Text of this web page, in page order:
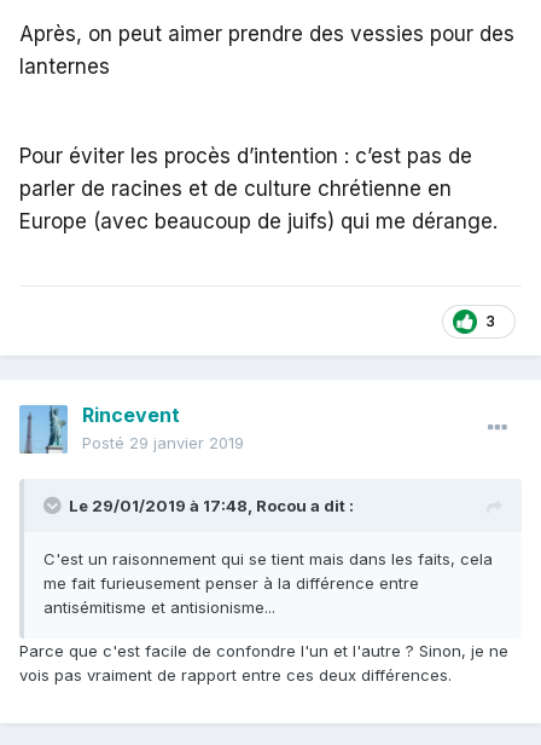
Après, on peut aimer prendre des vessies pour des
lanternes
Pour éviter les procès d’intention : c’est pas de
parler de racines et de culture chrétienne en
Europe (avec beaucoup de juifs) qui me dérange.
3
Rincevent
Posté 29 janvier 2019
Le 29/01/2019 à 17:48, Rocou a dit :
C'est un raisonnement qui se tient mais dans les faits, cela
me fait furieusement penser à la différence entre
antisémitisme et antisionisme...
Parce que c'est facile de confondre l'un et l'autre ? Sinon, je ne
vois pas vraiment de rapport entre ces deux différences.